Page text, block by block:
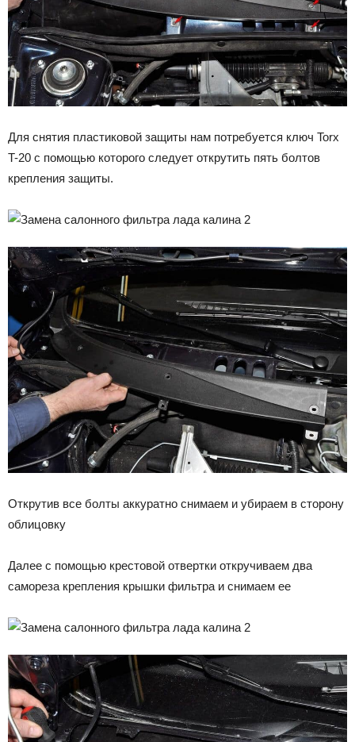
Для снятия пластиковой защиты нам потребуется ключ Torx
T-20 с помощью которого следует открутить пять болтов
крепления защиты.
Открутив все болты аккуратно снимаем и убираем в сторону
облицовку
Далее с помощью крестовой отвертки откручиваем два
самореза крепления крышки фильтра и снимаем ее